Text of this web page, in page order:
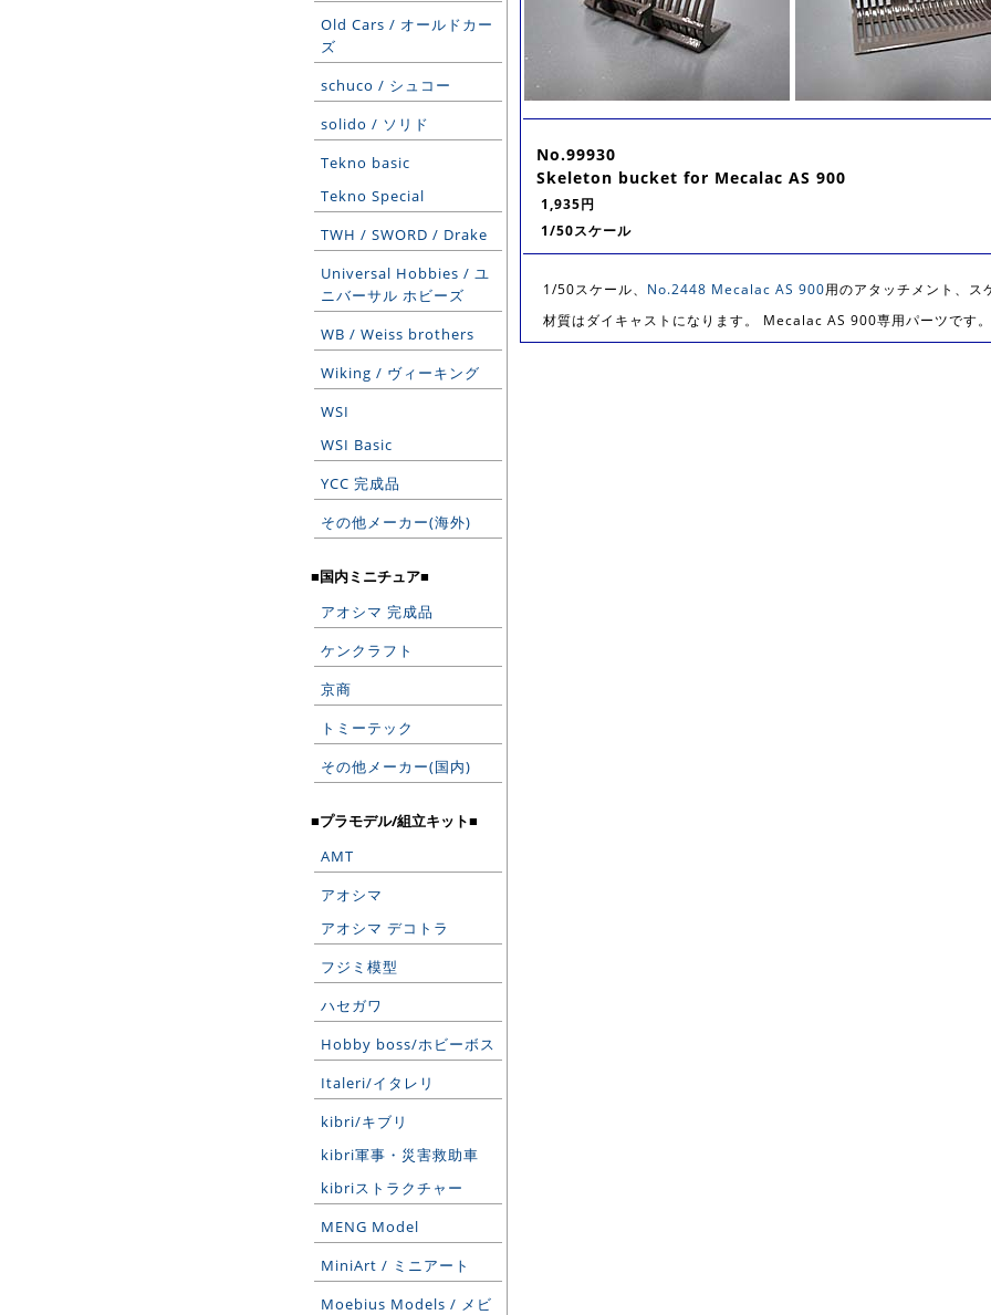
Old Cars / オールドカー
ズ
schuco / シュコー
solido / ソリド
Tekno basic
Tekno Special
TWH / SWORD / Drake
Universal Hobbies / ユ
ニバーサル ホビーズ
WB / Weiss brothers
Wiking / ヴィーキング
WSI
WSI Basic
YCC 完成品
その他メーカー(海外)
■国内ミニチュア■
アオシマ 完成品
ケンクラフト
京商
トミーテック
その他メーカー(国内)
■プラモデル/組立キット■
AMT
アオシマ
アオシマ デコトラ
フジミ模型
ハセガワ
Hobby boss/ホビーボス
Italeri/イタレリ
kibri/キブリ
kibri軍事・災害救助車
kibriストラクチャー
MENG Model
MiniArt / ミニアート
Moebius Models / メビ
No.99930
Skeleton bucket for Mecalac AS 900
1,935円
1/50スケール
1/50スケール、 No.2448 Mecalac AS 900用のアタッチメント、ス
材質はダイキャストになります。 Mecalac AS 900専用パーツです。